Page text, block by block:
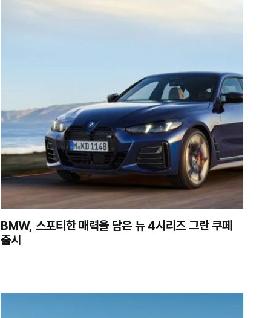
BMW, 스포티한 매력을 담은 뉴 4시리즈 그란 쿠페
출시